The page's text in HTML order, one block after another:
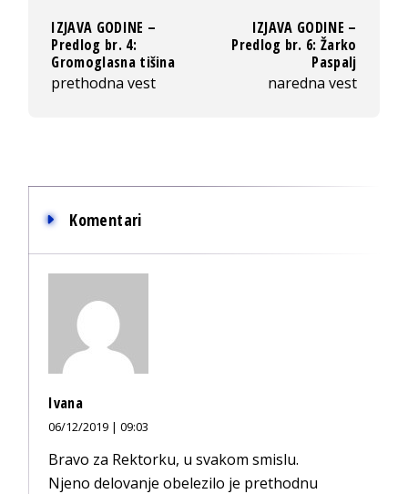
IZJAVA GODINE –
Predlog br. 4:
Gromoglasna tišina
prethodna vest
IZJAVA GODINE –
Predlog br. 6: Žarko
Paspalj
naredna vest
Komentari
Ivana
06/12/2019 | 09:03
Bravo za Rektorku, u svakom smislu.
Njeno delovanje obelezilo je prethodnu